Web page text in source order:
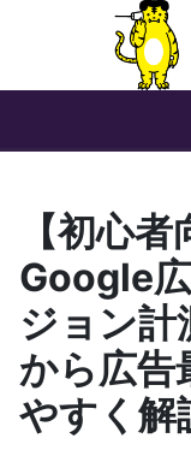
【初心
Google
ジョン計
から広告
やすく解